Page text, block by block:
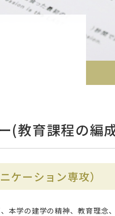
(教育課程の編
ケーション専攻）
本学の建学の精神、教育理念